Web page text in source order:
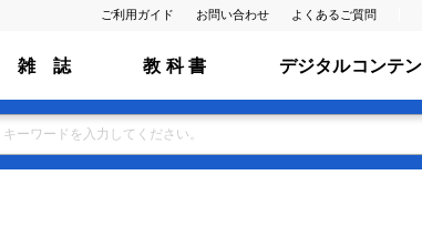
ご利用ガイド お問い合わせ よくあるご質問
雑 誌 教 科 書 デジタルコンテ